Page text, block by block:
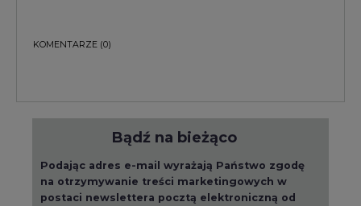
KOMENTARZE (0)
Bądź na bieżąco
Podając adres e-mail wyrażają Państwo zgodę
na otrzymywanie treści marketingowych w
postaci newslettera pocztą elektroniczną od